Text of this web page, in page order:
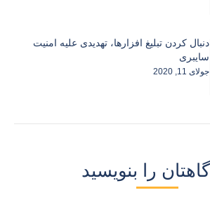
دنبال کردن تبلیغ افزارها، تهدیدی علیه امنیت
سایبری
جولای 11, 2020
را بنویسید